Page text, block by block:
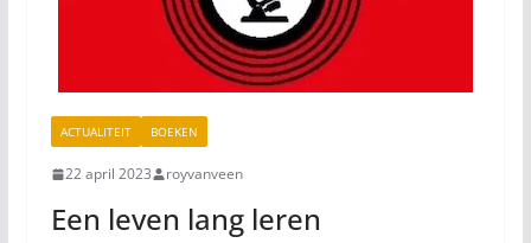
ACTUALITEIT BOEKEN
22 april 2023 royvanveen
Een leven lang leren